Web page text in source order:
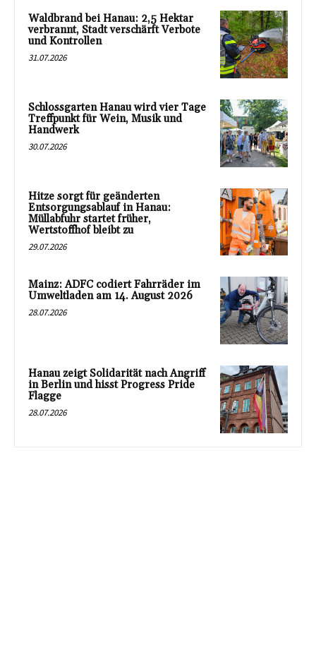
Waldbrand bei Hanau: 2,5 Hektar
verbrannt, Stadt verschärft Verbote
und Kontrollen
31.07.2026
Schlossgarten Hanau wird vier Tage
Treffpunkt für Wein, Musik und
Handwerk
30.07.2026
Hitze sorgt für geänderten
Entsorgungsablauf in Hanau:
Müllabfuhr startet früher,
Wertstoffhof bleibt zu
29.07.2026
Mainz: ADFC codiert Fahrräder im
Umweltladen am 14. August 2026
28.07.2026
Hanau zeigt Solidarität nach Angriff
in Berlin und hisst Progress Pride
Flagge
28.07.2026